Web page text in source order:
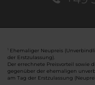
Ehemaliger Neupreis
der Erstzulassung).
Der errechnete Preisvorteil sowie
gegenüber der ehemaligen
am Tag der Erstzulassung